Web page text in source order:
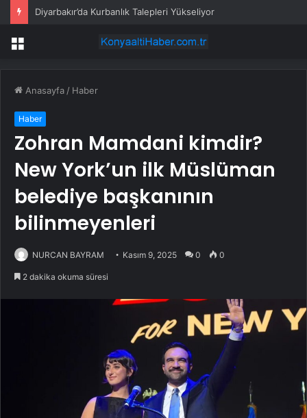
Diyarbakır’da Kurbanlık Talepleri Yükseliyor
Menü
Anasayfa / Haber
Haber
Zohran Mamdani kimdir?
New York’un ilk Müslüman
belediye başkanının
bilinmeyenleri
NURCAN BAYRAM Kasım 9, 2025 0 0
2 dakika okuma süresi